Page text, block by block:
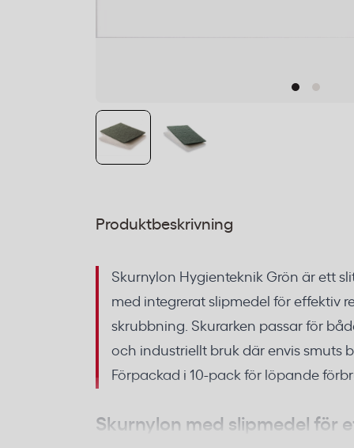
Produktbeskrivning
Skurnylon Hygienteknik Grön är ett
med integrerat slipmedel för effektiv
skrubbning. Skurarken passar för
och industriellt bruk där envis smuts
Förpackad i 10-pack för löpande
Skurnylon med slipmedel för